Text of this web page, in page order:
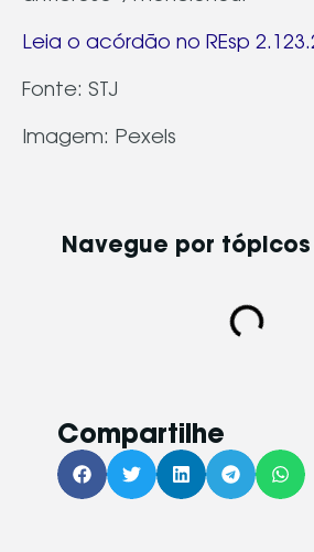
Leia o acórdão no REsp
Fonte: STJ
Imagem: Pexels
Navegue por tópicos​
Compartilhe